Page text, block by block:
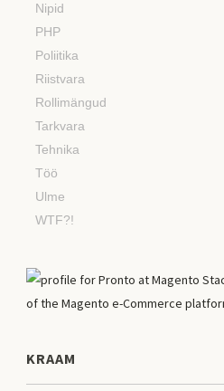
Nipid
PHP
Poliitika
Riistvara
Rollimängud
Tarkvara
Tehnika
Töö
Ulme
WTF?!
KRAAM